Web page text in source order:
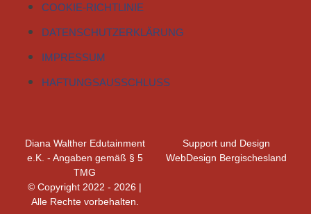
COOKIE-RICHTLINIE
DATENSCHUTZERKLÄRUNG
IMPRESSUM
HAFTUNGSAUSSCHLUSS
Diana Walther Edutainment
e.K. - Angaben gemäß § 5
TMG
© Copyright 2022 - 2026 |
Alle Rechte vorbehalten.
Support und Design
WebDesign Bergischesland